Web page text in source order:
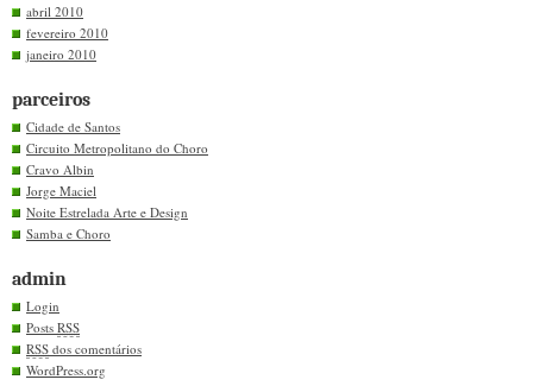
abril 2010
fevereiro 2010
janeiro 2010
parceiros
Cidade de Santos
Circuito Metropolitano do Choro
Cravo Albin
Jorge Maciel
Noite Estrelada Arte e Design
Samba e Choro
admin
Login
Posts RSS
RSS dos comentários
WordPress.org